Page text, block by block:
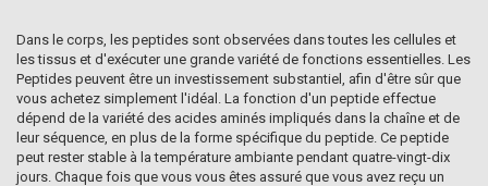
Dans le corps, les peptides sont observées dans toutes les cellules et
les tissus et d'exécuter une grande variété de fonctions essentielles. Les
Peptides peuvent être un investissement substantiel, afin d'être sûr que
vous achetez simplement l'idéal. La fonction d'un peptide effectue
dépend de la variété des acides aminés impliqués dans la chaîne et de
leur séquence, en plus de la forme spécifique du peptide. Ce peptide
peut rester stable à la température ambiante pendant quatre-vingt-dix
jours. Chaque fois que vous vous êtes assuré que vous avez reçu un